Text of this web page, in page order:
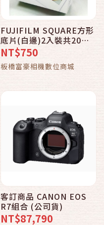
FUJIFILM SQUARE方形
底片(白邊)2入裝共20張~
拍立得底片
NT$750
板橋富豪相機數位商城
客訂商品 CANON EOS
R7組合 (公司貨)
NT$87,790